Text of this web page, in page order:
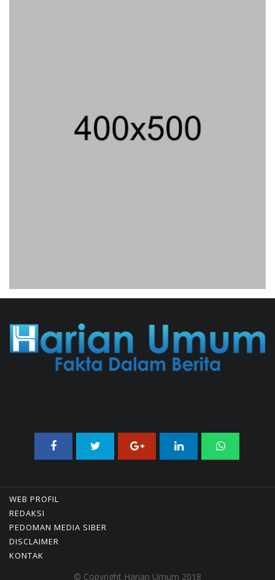
04/08/2026 18:37 WIB || HUKUM
Peluncuran Buku Dan Simposium
Dalam Makalah MBG Untuk Dapat
WEB PROFIL
REDAKSI
PEDOMAN MEDIA SIBER
DISCLAIMER
KONTAK
© Copyright Harian Umum 2018